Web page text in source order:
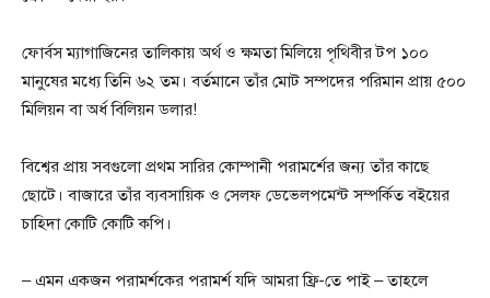
ফোর্বস ম্যাগাজিনের তালিকায় অর্থ ও ক্ষমতা মিলিয়ে পৃথিবীর টপ ১০০
মানুষের মধ্যে তিনি ৬২ তম। বর্তমানে তাঁর মোট সম্পদের পরিমান প্রায় ৫০০
মিলিয়ন বা অর্ধ বিলিয়ন ডলার!
বিশ্বের প্রায় সবগুলো প্রথম সারির কোম্পানী পরামর্শের জন্য তাঁর কাছে
ছোটে। বাজারে তাঁর ব্যবসায়িক ও সেলফ ডেভেলপমেন্ট সম্পর্কিত বইয়ের
চাহিদা কোটি কোটি কপি।
– এমন একজন পরামর্শকের পরামর্শ যদি আমরা ফ্রি-তে পাই – তাহলে